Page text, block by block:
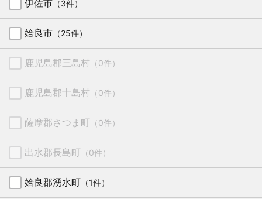
伊佐市 （3件）
姶良市 （25件）
鹿児島郡三島村 （0件）
鹿児島郡十島村 （0件）
薩摩郡さつま町 （0件）
出水郡長島町 （0件）
姶良郡湧水町 （1件）